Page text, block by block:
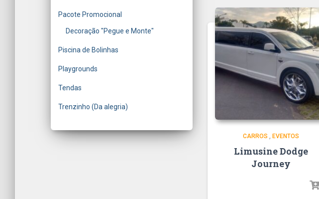
Pacote Promocional
Decoração "Pegue e Monte"
Piscina de Bolinhas
Playgrounds
Tendas
Trenzinho (Da alegria)
CARROS , EVENTOS
Limusine Dodge
Journey